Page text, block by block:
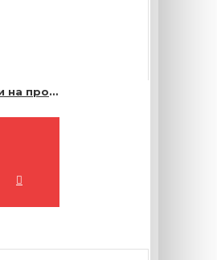
Наклейки на продукты